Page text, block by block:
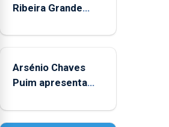
de
entre
14h00
e
18h00.
Ribeira Grande
"Museus no Verão"
Arsénio Chaves
Puim apresenta
de Vila do Porto